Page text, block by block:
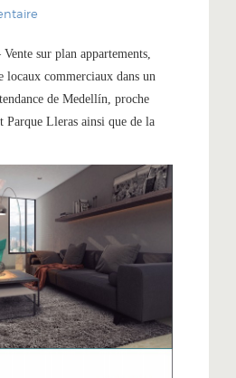
Vente sur plan appartements,
locaux commerciaux dans un
de Medellín, proche
Parque Lleras ainsi que de la